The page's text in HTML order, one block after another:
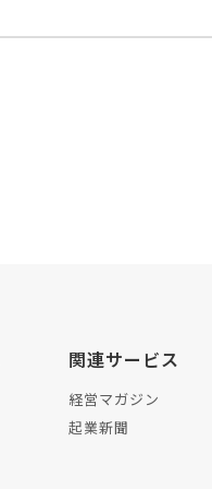
関連サービス
経営マガジン
起業新聞